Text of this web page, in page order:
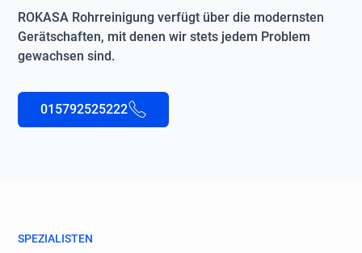
ROKASA Rohrreinigung verfügt über die modernsten
Gerätschaften, mit denen wir stets jedem Problem
gewachsen sind.
015792525222
SPEZIALISTEN